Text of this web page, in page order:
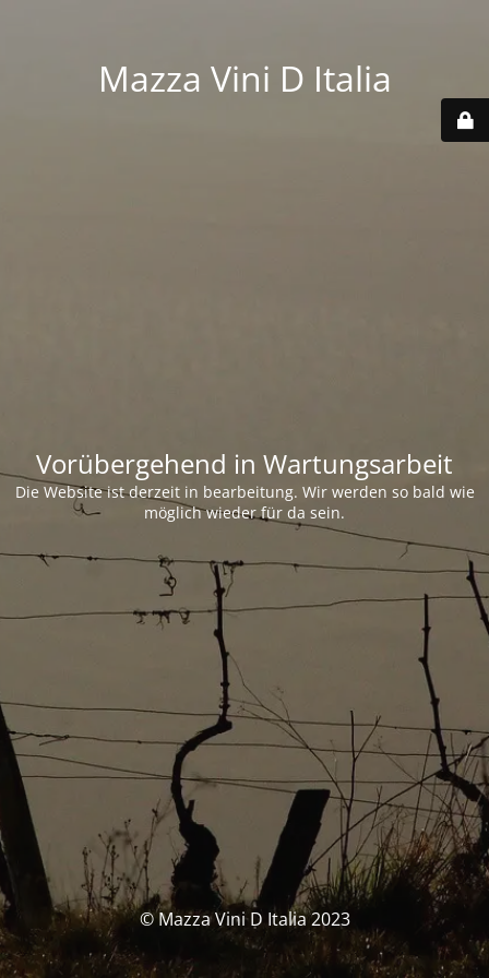
Mazza Vini D Italia
Vorübergehend in Wartungsarbeit
Die Website ist derzeit in bearbeitung. Wir werden so bald wie
möglich wieder für da sein.
© Mazza Vini D Italia 2023